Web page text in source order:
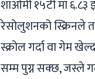
शाओमी १५टी मा
रेसोलुशनको स्क्रिनले
स्क्रोल गर्दा वा गेम
सम्म पुग्न सक्छ, जस्ले